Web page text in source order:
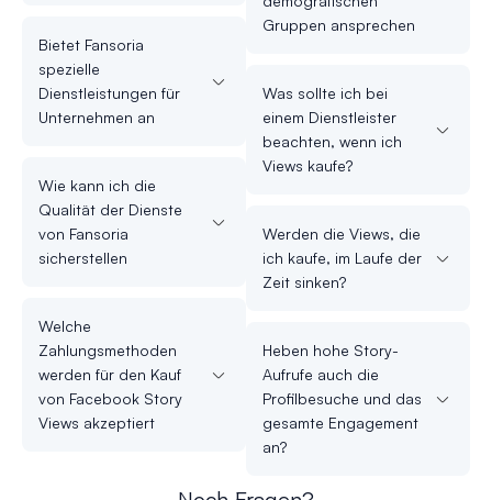
Bietet Fansoria
spezielle
Dienstleistungen für
Unternehmen an
Wie kann ich die
Qualität der Dienste
von Fansoria
sicherstellen
Welche
Zahlungsmethoden
werden für den Kauf
von Facebook Story
Views akzeptiert
Gruppen ansprechen
Was sollte ich bei
einem Dienstleister
beachten, wenn ich
Views kaufe?
Werden die Views, die
ich kaufe, im Laufe der
Zeit sinken?
Heben hohe Story-
Aufrufe auch die
Profilbesuche und das
gesamte Engagement
an?